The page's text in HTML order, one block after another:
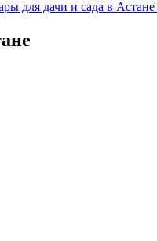
для дачи и сада в Астане